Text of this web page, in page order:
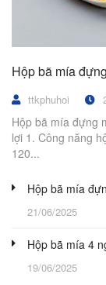
Hộp bã mía
ttkphuhoi
Hộp bã mía đựng
lợi 1. Công năng
120...
Hộp bã mía
21/06/2025
Hộp bã mía 4
19/06/2025